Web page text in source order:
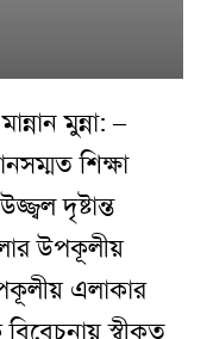
মুন্না: –
শিক্ষা
দৃষ্টান্ত
উপকূলীয়
এলাকার
স্বীকৃত